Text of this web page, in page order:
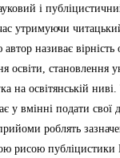
і
утримуючи
називає вірність
освіти, становлення
на освітянській
у вмінні подати
роблять
рисою публіцистики